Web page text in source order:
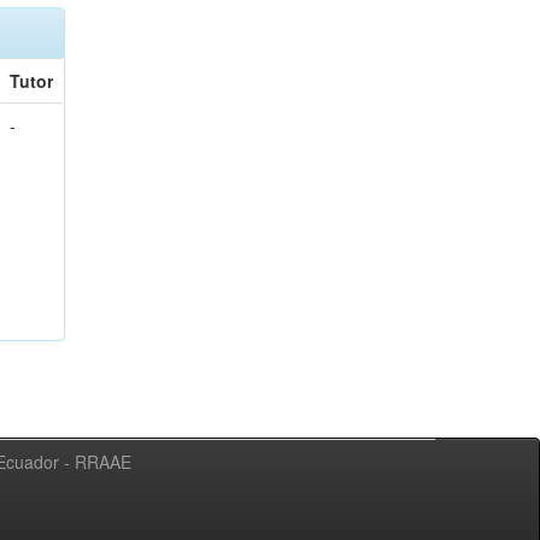
Tutor
-
- RRAAE